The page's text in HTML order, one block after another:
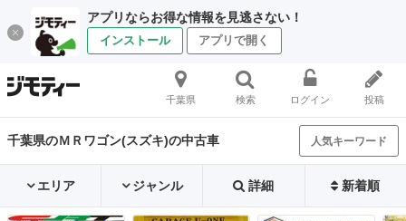
アプリならお得な情報を見逃さない！
インストール アプリで開く
千葉県 検索 ログイン 投稿
千葉県のＭＲワゴン(スズキ)の中古車 人気キーワード
エリア ジャンル 詳細 新着順